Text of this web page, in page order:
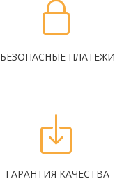
БЕЗОПАСНЫЕ ПЛАТЕЖИ
ГАРАНТИЯ КАЧЕСТВА